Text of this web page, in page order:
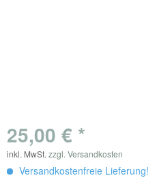
25,00 € *
inkl. MwSt. zzgl. Versandkosten
Versandkostenfreie Lieferung!